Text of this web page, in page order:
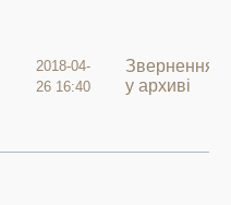
2018-04-
26 16:40
Звернення
у архиві